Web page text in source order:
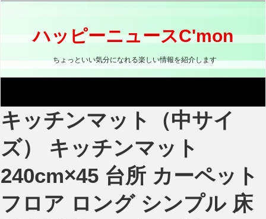
ス
ッ
プ
ハッピーニュースC'mon
ちょっといい気分になれる楽しい情報を紹介します
キッチンマット（中サイ
ズ） キッチンマット
240cm×45 台所 カーペット
フロア ロング シンプル 床